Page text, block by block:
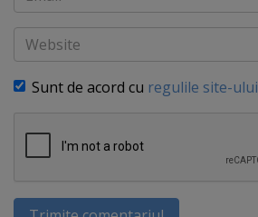
Website
Sunt de acord cu regulile site-ului